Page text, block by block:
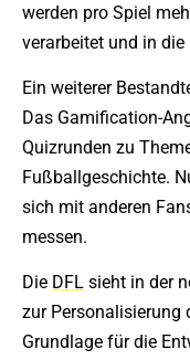
werden pro Spiel
verarbeitet und in
Ein weiterer
Das Gamification-
Quizrunden zu
Fußballgeschichte.
sich mit anderen
messen.
Die DFL sieht in der
zur Personalisierung
Grundlage für die